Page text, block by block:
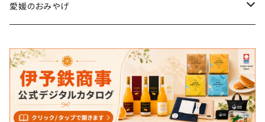
トイ・小物
その他伊予鉄グッズ
食品
衣類
愛媛のおみやげ
雑貨